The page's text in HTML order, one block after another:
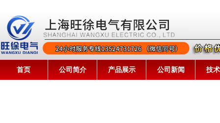
首页 公司简介 产品展示 公司新闻 技